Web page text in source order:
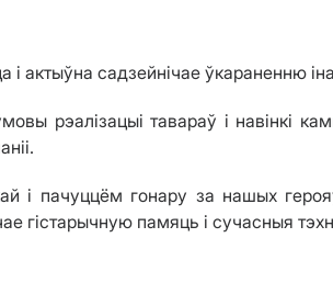
актыўна садзейнічае ўкараненню
рэалізацыі тавараў і навінкі
пачуццём гонару за нашых
гістарычную памяць і сучасныя